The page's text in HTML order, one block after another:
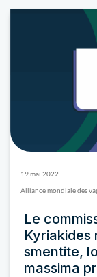
19 mai 2022
Alliance mondiale des
Le
Kyriakides
smentite,
massima